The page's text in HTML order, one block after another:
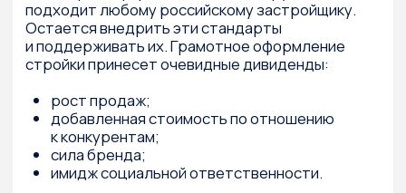
Девелоперы, застройщики, риелторы
Руководители, собственники,
коммерческие директора, РОПы
девелоперских компаний
Собственники, руководители крупных
агентств недвижимости.